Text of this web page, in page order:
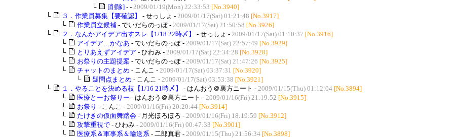
└
[削除] - - 2009/01/19(Mon) 22:33:53 [No.3940]
└
３．作業員募集【要確認】 - せっしょ - 2009/01/17(Sat) 01:21:48 [No.3917]
└
作業員立候補 - でいだらのっぽ - 2009/01/17(Sat) 21:50:58 [No.3926]
└
２．なんかアイデア出すスレ【1/18 22時〆】 - せっしょ - 2009/01/17(Sat) 01:10:37 [No.3916]
└
アイデア…かなあ - でいだらのっぽ - 2009/01/17(Sat) 22:57:49 [No.3929]
└
とりあえずアイデア - ひわみ - 2009/01/17(Sat) 22:34:28 [No.3928]
└
お祭りの主題提案 - でいだらのっぽ - 2009/01/17(Sat) 21:47:26 [No.3925]
└
チャットのまとめ - こんこ - 2009/01/17(Sat) 03:37:31 [No.3920]
└
疑問点まとめ - こんこ - 2009/01/17(Sat) 03:53:38 [No.3921]
└
１．やることを決める枝【1/16 21時〆】 - はんおう＠裏方ニート - 2009/01/15(Thu) 01:12:04 [No.3894]
└
医療とーお祭りー - はんおう＠裏方ニート - 2009/01/16(Fri) 21:19:52 [No.3915]
└
お祭り - こんこ - 2009/01/16(Fri) 20:20:44 [No.3914]
└
たけきの仮面舞踏会 - 月光ほろほろ - 2009/01/16(Fri) 18:19:59 [No.3912]
└
攻撃重視で - ひわみ - 2009/01/16(Fri) 00:47:33 [No.3901]
└
医療系＆軍事系＆輸送系 - 二郎真君 - 2009/01/15(Thu) 21:56:34 [No.3898]